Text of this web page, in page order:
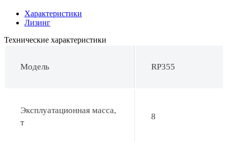
Характеристики
Лизинг
Технические характеристики
Модель RP355
Эксплуатационная масса,
т
8